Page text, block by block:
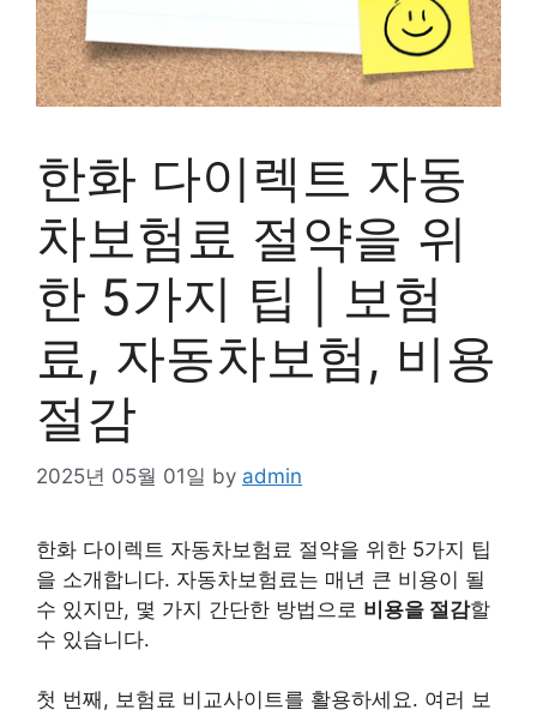
한화 다이렉트 자동
차보험료 절약을 위
한 5가지 팁 | 보험
료, 자동차보험, 비용
절감
2025년 05월 01일 by admin
한화 다이렉트 자동차보험료 절약을 위한 5가지 팁
을 소개합니다. 자동차보험료는 매년 큰 비용이 될
수 있지만, 몇 가지 간단한 방법으로 비용을 절감할
수 있습니다.
첫 번째, 보험료 비교사이트를 활용하세요. 여러 보